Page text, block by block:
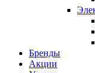
Бренды
Акции